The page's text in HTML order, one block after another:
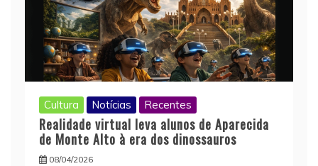
Cultura Notícias Recentes
Realidade virtual leva alunos de Aparecida
de Monte Alto à era dos dinossauros
08/04/2026